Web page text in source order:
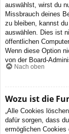
auswählst, wirst du
Missbrauch deines
zu bleiben, kannst
auswählen. Dies ist
öffentlichen
Wenn diese Option
von der Board-
Nach oben
Wozu ist die
„Alle Cookies
dafür sorgen, dass
ermöglichen